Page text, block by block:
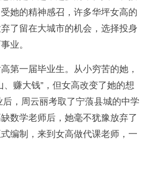
她的精神感召，许多华坪女高的
了留在大城市的机会，选择投身
业。
第一届毕业生。从小穷苦的她，
、赚大钱”，但女高改变了她的想
，周云丽考取了宁蒗县城的中学
数学老师后，她毫不犹豫放弃了
编制，来到女高做代课老师，一